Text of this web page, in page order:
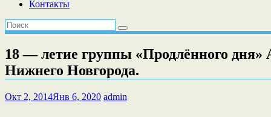
Контакты
18 — летие группы «Продлённого
Нижнего Новгорода.
Окт 2, 2014Янв 6, 2020 admin